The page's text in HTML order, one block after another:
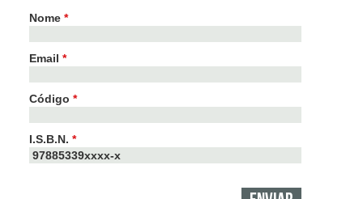
Nome *
Email *
Código *
I.S.B.N. *